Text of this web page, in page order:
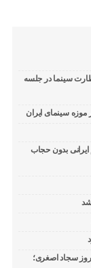
سینما در جلسه
سینمای ایران
ایرانی بدون حجاب
سجاد اصغری؛